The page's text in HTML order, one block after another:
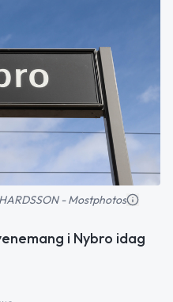
- Mostphotos
i Nybro idag